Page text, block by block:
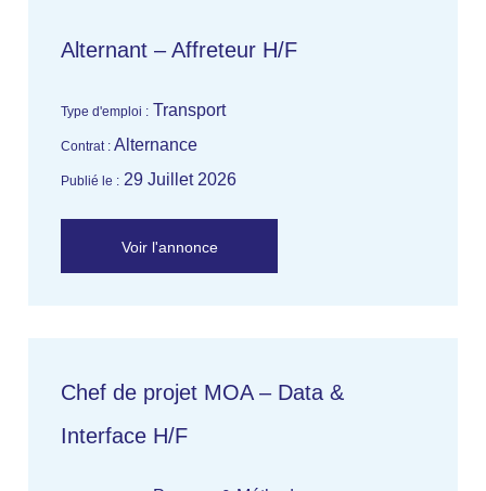
Alternant – Affreteur H/F
Type d'emploi : Transport
Contrat : Alternance
Publié le : 29 Juillet 2026
Voir l'annonce
Chef de projet MOA – Data &
Interface H/F